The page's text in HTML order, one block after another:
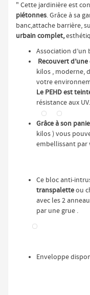
" Cette jardinière est
piétonnes. Grâce à sa
banc,attache barrière,
urbain complet,
Association d’un
Recouvert
kilos , moderne,
votre
Le PEHD est
résistance aux
Grâce à son
kilos ) vous
embellissant par
Ce bloc anti-
transpaletteou
avec les 2
par une grue .
Enveloppe